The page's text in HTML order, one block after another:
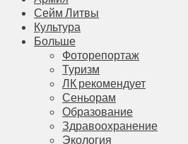
Сейм Литвы
Культура
Больше
Фоторепортаж
Туризм
ЛК рекомендует
Сеньорам
Образование
Здравоохранение
Экология